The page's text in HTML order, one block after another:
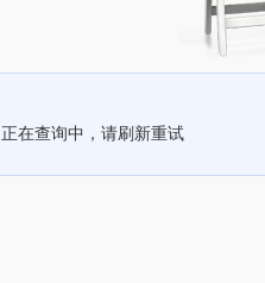
正在查询中，请刷新重试